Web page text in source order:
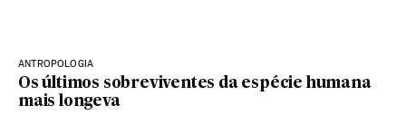
ANTROPOLOGIA
Os últimos sobreviventes da espécie humana
mais longeva